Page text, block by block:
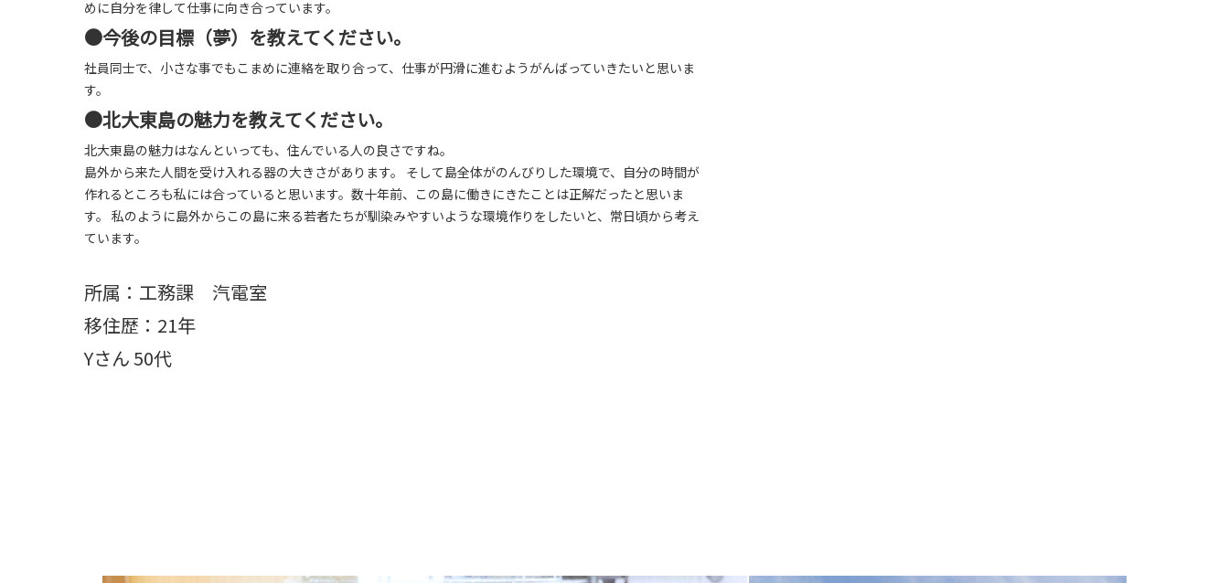
めに自分を律して仕事に向き合っています。
●今後の目標（夢）を教えてください。
社員同士で、小さな事でもこまめに連絡を取り合って、仕事が円滑に進むようがんばっていきたいと思いま
す。
●北大東島の魅力を教えてください。
北大東島の魅力はなんといっても、住んでいる人の良さですね。
島外から来た人間を受け入れる器の大きさがあります。 そして島全体がのんびりした環境で、自分の時間が
作れるところも私には合っていると思います。数十年前、この島に働きにきたことは正解だったと思いま
す。 私のように島外からこの島に来る若者たちが馴染みやすいような環境作りをしたいと、常日頃から考え
ています。
所属：工務課 汽電室
移住歴：21年
Yさん 50代